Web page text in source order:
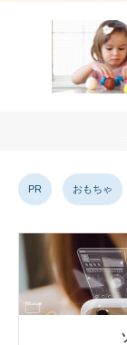
PR おもちゃ